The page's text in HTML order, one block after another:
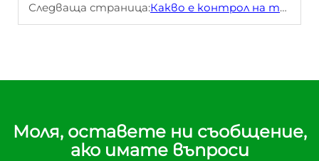
Следваща страница:Какво е контрол на температурата
Моля, оставете ни съобщение,
ако имате въпроси